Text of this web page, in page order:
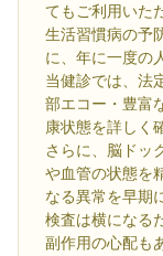
てもご利用いた
生活習慣病の予
に、年に一度の
当健診では、法
部エコー・豊富
康状態を詳しく
さらに、脳ドッ
や血管の状態を
なる異常を早期
検査は横になる
副作用の心配も